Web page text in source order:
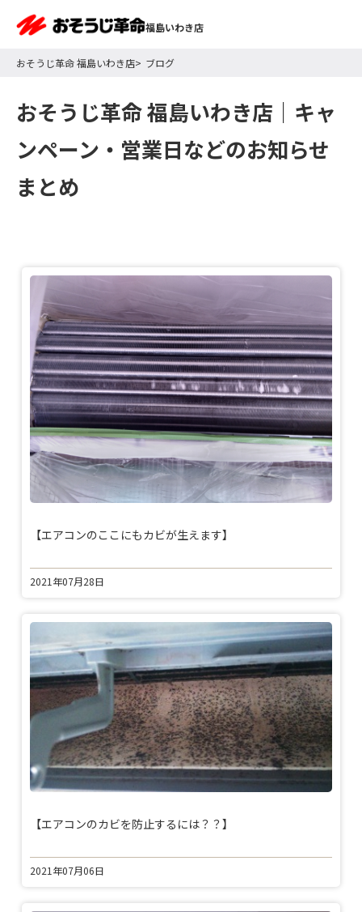
福島いわき店
おそうじ革命 福島いわき店 ブログ
おそうじ革命 福島いわき店｜ キャ
ンペーン・営業日などのお知らせ
まとめ
【エアコンのここにもカビが生えます】
2021年07月28日
【エアコンのカビを防止するには？？】
2021年07月06日